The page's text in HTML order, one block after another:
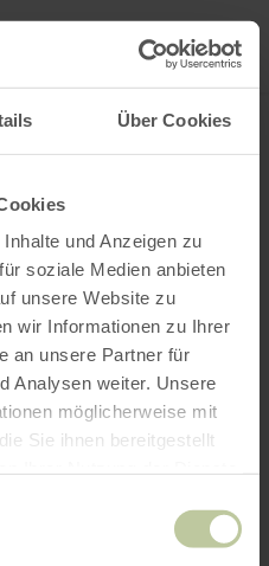
Über Cookies
und Anzeigen zu
soziale Medien anbieten
unsere Website zu
wir Informationen zu Ihrer
an unsere Partner für
Analysen weiter. Unsere
möglicherweise mit
Sie ihnen bereitgestellt
INTERAKTIVE KARTE
Filter öffnen